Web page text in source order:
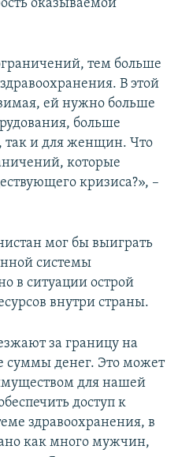
оказываемой
тем больше
В этой
ей нужно больше
больше
так и для женщин. Что
которые
кризиса?», –
мог бы выиграть
системы
в ситуации острой
внутри страны.
за границу на
суммы денег. Это может
для нашей
доступ к
здравоохранения, в
как много мужчин,